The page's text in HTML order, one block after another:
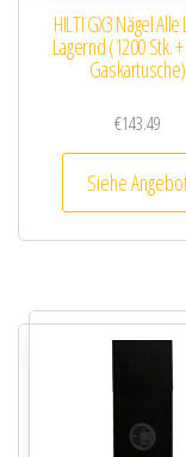
HILTI GX3 Nägel Alle
Lagernd (1200 Stk.
Gaskartusche)
€143.49
Siehe